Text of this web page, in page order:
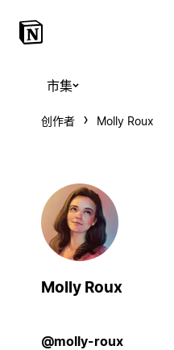
市集
创作者 Molly Roux
Molly Roux
@molly-roux